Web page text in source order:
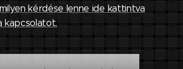
kérdése lenne ide kattintva
kapcsolatot.